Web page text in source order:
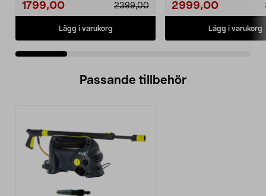
1799,00 2399,00
Lägg i varukorg
2999,00
Lägg i varukorg
Passande tillbehör